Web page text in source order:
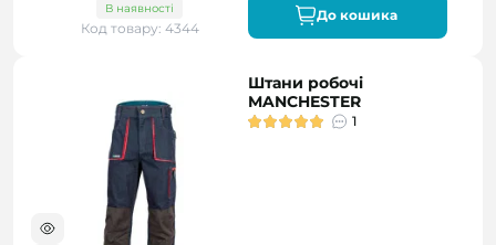
В наявності
Код товару: 4344
До кошика
Штани робочі
MANCHESTER
1